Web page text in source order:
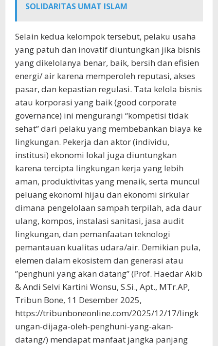
SOLIDARITAS UMAT ISLAM
Selain kedua kelompok tersebut, pelaku usaha
yang patuh dan inovatif diuntungkan jika bisnis
yang dikelolanya benar, baik, bersih dan efisien
energi/ air karena memperoleh reputasi, akses
pasar, dan kepastian regulasi. Tata kelola bisnis
atau korporasi yang baik (good corporate
governance) ini mengurangi “kompetisi tidak
sehat” dari pelaku yang membebankan biaya ke
lingkungan. Pekerja dan aktor (individu,
institusi) ekonomi lokal juga diuntungkan
karena tercipta lingkungan kerja yang lebih
aman, produktivitas yang menaik, serta muncul
peluang ekonomi hijau dan ekonomi sirkular
dimana pengelolaan sampah terpilah, ada daur
ulang, kompos, instalasi sanitasi, jasa audit
lingkungan, dan pemanfaatan teknologi
pemantauan kualitas udara/air. Demikian pula,
elemen dalam ekosistem dan generasi atau
”penghuni yang akan datang” (Prof. Haedar Akib
& Andi Selvi Kartini Wonsu, S.Si., Apt., MTr.AP,
Tribun Bone, 11 Desember 2025,
https://tribunboneonline.com/2025/12/17/lingk
ungan-dijaga-oleh-penghuni-yang-akan-
datang/) mendapat manfaat jangka panjang